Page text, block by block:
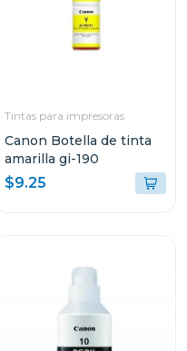
Tintas para impresoras
Canon Botella de tinta
amarilla gi-190
$9.25